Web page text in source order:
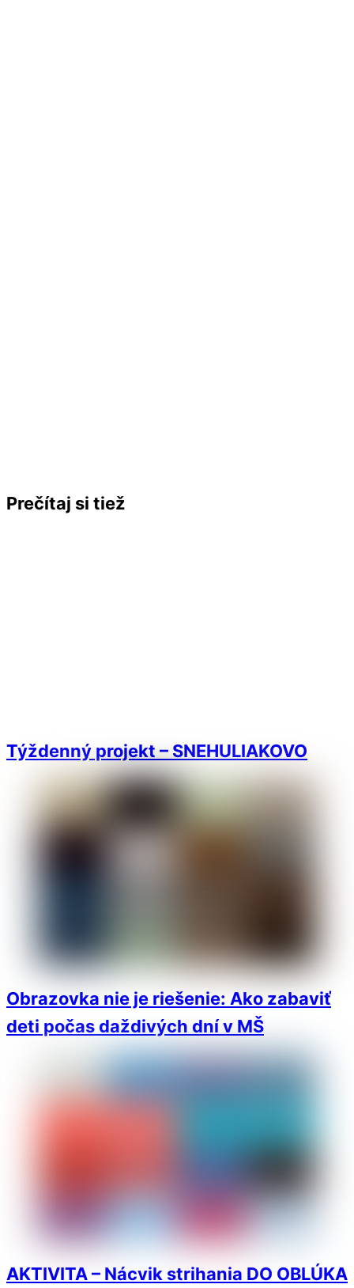
Prečítaj si tiež
Týždenný projekt – SNEHULIAKOVO
Obrazovka nie je riešenie: Ako zabaviť
deti počas daždivých dní v MŠ
AKTIVITA – Nácvik strihania DO OBLÚKA